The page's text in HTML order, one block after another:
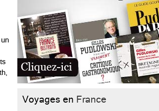
Voyages en France